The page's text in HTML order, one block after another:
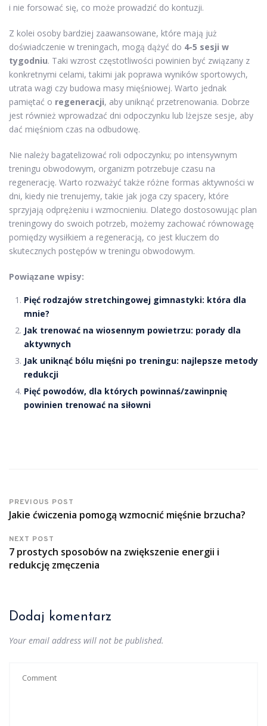
i nie forsować się, co może prowadzić do kontuzji.
Z kolei osoby bardziej zaawansowane, które mają już
doświadczenie w treningach, mogą dążyć do 4-5 sesji w
tygodniu. Taki wzrost częstotliwości powinien być związany z
konkretnymi celami, takimi jak poprawa wyników sportowych,
utrata wagi czy budowa masy mięśniowej. Warto jednak
pamiętać o regeneracji, aby uniknąć przetrenowania. Dobrze
jest również wprowadzać dni odpoczynku lub lżejsze sesje, aby
dać mięśniom czas na odbudowę.
Nie należy bagatelizować roli odpoczynku; po intensywnym
treningu obwodowym, organizm potrzebuje czasu na
regenerację. Warto rozważyć także różne formas aktywności w
dni, kiedy nie trenujemy, takie jak joga czy spacery, które
sprzyjają odprężeniu i wzmocnieniu. Dlatego dostosowując plan
treningowy do swoich potrzeb, możemy zachować równowagę
pomiędzy wysiłkiem a regeneracją, co jest kluczem do
skutecznych postępów w treningu obwodowym.
Powiązane wpisy:
Pięć rodzajów stretchingowej gimnastyki: która dla
mnie?
Jak trenować na wiosennym powietrzu: porady dla
aktywnych
Jak uniknąć bólu mięśni po treningu: najlepsze metody
redukcji
Pięć powodów, dla których powinnaś/zawinpnię
powinien trenować na siłowni
PREVIOUS POST
Jakie ćwiczenia pomogą wzmocnić mięśnie brzucha?
NEXT POST
7 prostych sposobów na zwiększenie energii i
redukcję zmęczenia
Dodaj komentarz
Your email address will not be published.